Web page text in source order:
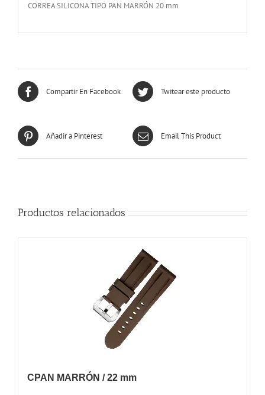
CORREA SILICONA TIPO PAN MARRÓN 20 mm
Compartir En Facebook Twitear este producto
Añadir a Pinterest Email This Product
Productos relacionados
CPAN MARRÓN / 22 mm